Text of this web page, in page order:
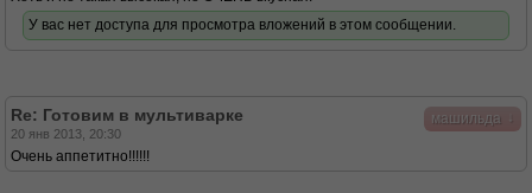
У вас нет доступа для просмотра вложений в этом сообщении.
машильда
Re: Готовим в мультиварке
20 янв 2013, 20:30
Очень аппетитно!!!!!!